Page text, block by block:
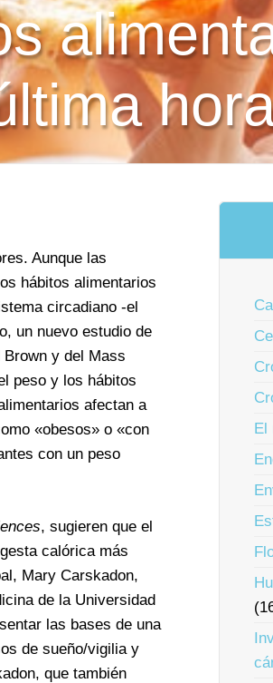
Aunque las
hábitos alimentarios
circadiano -el
un nuevo estudio de
y del Mass
peso y los hábitos
afectan a
«obesos» o «con
con un peso
, sugieren que el
calórica más
Mary Carskadon,
de la Universidad
las bases de una
de sueño/vigilia y
que también
El